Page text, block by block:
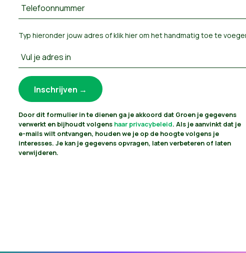
Telefoonnummer
Typ hieronder jouw adres ofklik hier om het handmatig toe te
Vul je adres in
Door dit formulier in te dienen ga je akkoord dat Groen je gegevens
verwerkt en bijhoudt volgens haar privacybeleid. Als je aanvinkt dat je
e-mails wilt ontvangen, houden we je op de hoogte volgens je
interesses. Je kan je gegevens opvragen, laten verbeteren of laten
verwijderen.